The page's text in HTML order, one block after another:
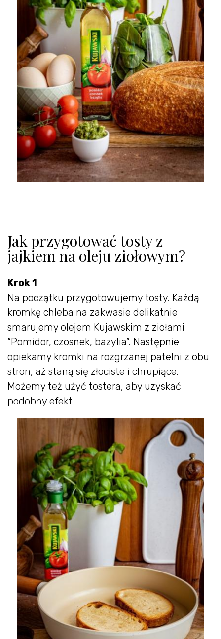
Jak przygotować tosty z
jajkiem na oleju ziołowym?
Krok 1
Na początku przygotowujemy tosty. Każdą
kromkę chleba na zakwasie delikatnie
smarujemy olejem Kujawskim z ziołami
“Pomidor, czosnek, bazylia”. Następnie
opiekamy kromki na rozgrzanej patelni z obu
stron, aż staną się złociste i chrupiące.
Możemy też użyć tostera, aby uzyskać
podobny efekt.